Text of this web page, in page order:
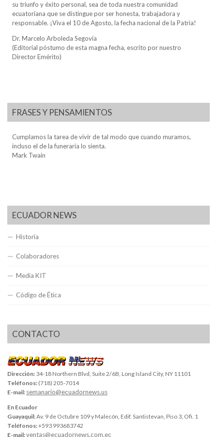
su triunfo y éxito personal, sea de toda nuestra comunidad
ecuatoriana que se distingue por ser honesta, trabajadora y
responsable. ¡Viva el 10 de Agosto, la fecha nacional de la Patria!
Dr. Marcelo Arboleda Segovia
(Editorial póstumo de esta magna fecha, escrito por nuestro
Director Emérito)
FRASES Y PENSAMIENTOS
Cumplamos la tarea de vivir de tal modo que cuando muramos,
incluso el de la funeraria lo sienta.
Mark Twain
ECUADOR NEWS
Historia
Colaboradores
Media KIT
Código de Ética
CONTACTO
Dirección: 34-18 Northern Blvd, Suite 2/6B, Long Island City, NY 11101
Teléfonos: (718) 205-7014
E-mail: semanario@ecuadornews.us
En Ecuador
Guayaquil:Av. 9 de Octubre 109 y Malecón, Edif. Santistevan, Piso 3, Ofi. 1
Teléfonos:+593 993683742
E-mail:ventas@ecuadornews.com.ec